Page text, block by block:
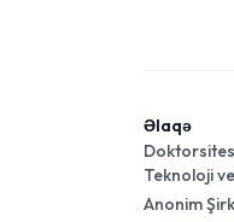
Əlaqə
Teknoloji
Anonim